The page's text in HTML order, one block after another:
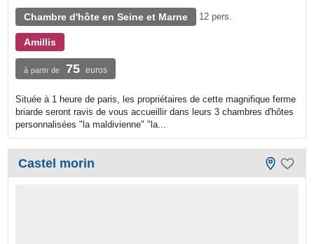
Chambre d'hôte en Seine et Marne 12 pers.
Amillis
à partir de 75 euros
Située à 1 heure de paris, les propriétaires de cette magnifique ferme
briarde seront ravis de vous accueillir dans leurs 3 chambres d'hôtes
personnalisées "la maldivienne" "la...
Castel morin